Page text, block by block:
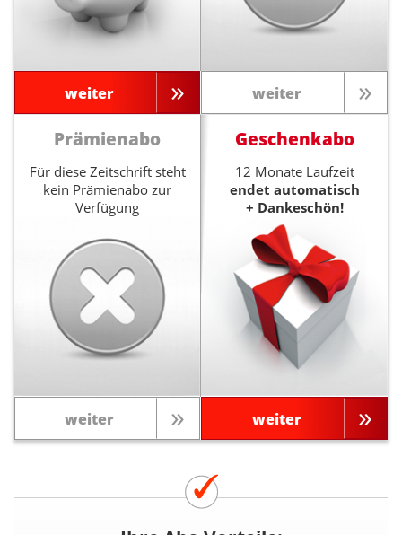
weiter weiter
Prämienabo
Für diese Zeitschrift steht
kein Prämienabo zur
Verfügung
weiter
Geschenkabo
12 Monate Laufzeit
endet automatisch
+ Dankeschön!
weiter